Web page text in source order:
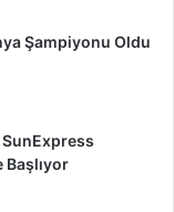
Şampiyonu Oldu
Başlıyor